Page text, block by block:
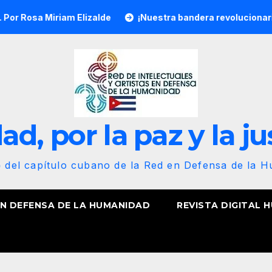
Elizalde ¡Nuestra bandera revolucionaria no se
por la paz y la
del capítulo cubano de la Red en Defensa de la
DEFENSA DE LA HUMANIDAD REVISTA DIGITAL